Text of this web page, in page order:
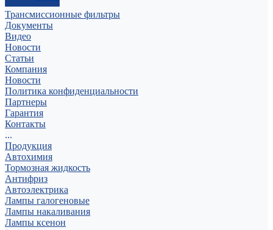
Трансмиссионные фильтры
Документы
Видео
Новости
Статьи
Компания
Новости
Политика конфиденциальности
Партнеры
Гарантия
Контакты
...
Продукция
Автохимия
Тормозная жидкость
Антифриз
Автоэлектрика
Лампы галогеновые
Лампы накаливания
Лампы ксенон